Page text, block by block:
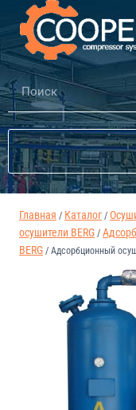
Главная / Каталог /
осушители BERG /
BERG / Адсорбционный